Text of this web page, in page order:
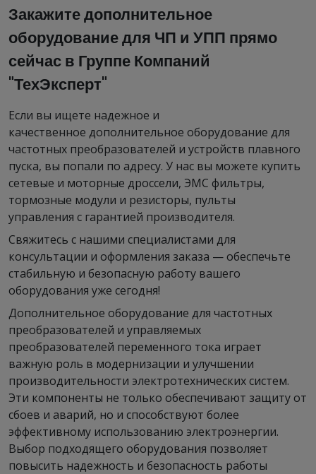
Закажите дополнительное
оборудование для ЧП и УПП прямо
сейчас в Группе Компаний
"ТехЭксперт"
Если вы ищете надежное и
качественное дополнительное оборудование для
частотных преобразователей и устройств плавного
пуска, вы попали по адресу. У нас вы можете купить
сетевые и моторные дроссели, ЭМС фильтры,
тормозные модули и резисторы, пульты
управления с гарантией производителя.
Свяжитесь с нашими специалистами для
консультации и оформления заказа — обеспечьте
стабильную и безопасную работу вашего
оборудования уже сегодня!
Дополнительное оборудование для частотных
преобразователей и управляемых
преобразователей переменного тока играет
важную роль в модернизации и улучшении
производительности электротехнических систем.
Эти компоненты не только обеспечивают защиту от
сбоев и аварий, но и способствуют более
эффективному использованию электроэнергии.
Выбор подходящего оборудования позволяет
повысить надежность и безопасность работы